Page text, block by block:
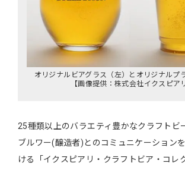
オリジナルビアグラス（左）とオリジナルプ
【画像提供：株式会社イクスピア
25種類以上のバラエティ豊かなクラフトビ
ブルワー(醸造者)とのコミュニケーション
ける「イクスピアリ・クラフトビア・コレ